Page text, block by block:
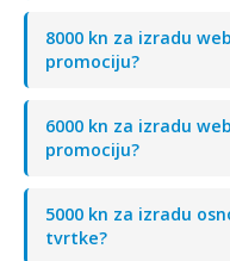
8000 kn za izradu
promociju?
6000 kn za izradu
promociju?
5000 kn za izradu
tvrtke?